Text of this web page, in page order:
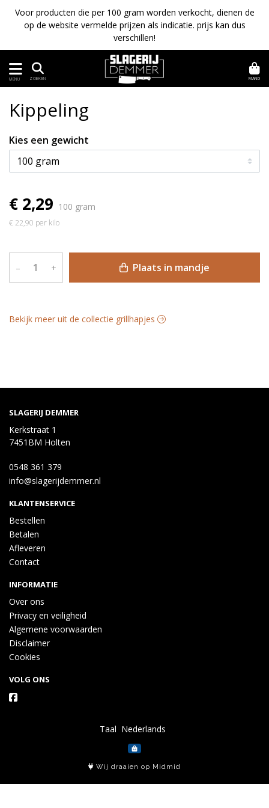
Voor producten die per 100 gram worden verkocht, dienen de
op de website vermelde prijzen als indicatie. prijs kan dus
verschillen!
MENU ZOEKEN MAND
Kippeling
Kies een gewicht
€ 2,29 100 gram
€ 22,90 per kilo
– + Plaats in mandje
Bekijk meer uit de collectie grillhapjes
SLAGERIJ DEMMER
Kerkstraat 1
7451BM Holten
0548 361 379
info@slagerijdemmer.nl
KLANTENSERVICE
Bestellen
Betalen
Afleveren
Contact
INFORMATIE
Over ons
Privacy en veiligheid
Algemene voorwaarden
Disclaimer
Cookies
VOLG ONS
Taal
Wij draaien op Midmid